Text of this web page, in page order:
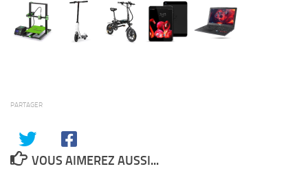
PARTAGER
VOUS AIMEREZ AUSSI...